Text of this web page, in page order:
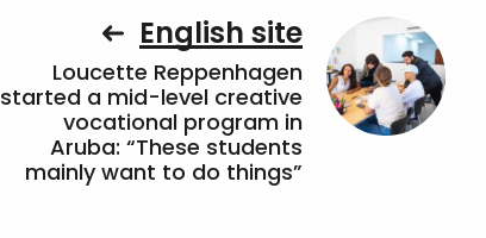
English site
Loucette Reppenhagen
started a mid-level creative
vocational program in
Aruba: “These students
mainly want to do things”